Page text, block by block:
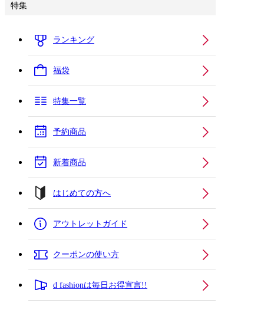
特集
ランキング
福袋
特集一覧
予約商品
新着商品
はじめての方へ
アウトレットガイド
クーポンの使い方
d fashionは毎日お得宣言!!